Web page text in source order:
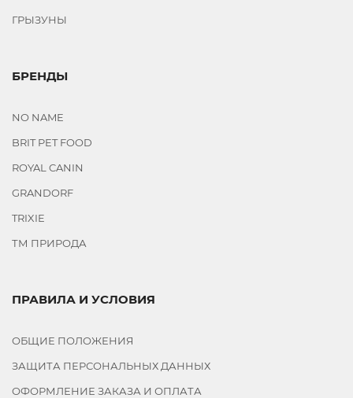
ГРЫЗУНЫ
БРЕНДЫ
NO NAME
BRIT PET FOOD
ROYAL CANIN
GRANDORF
TRIXIE
ТМ ПРИРОДА
ПРАВИЛА И УСЛОВИЯ
ОБЩИЕ ПОЛОЖЕНИЯ
ЗАЩИТА ПЕРСОНАЛЬНЫХ ДАННЫХ
ОФОРМЛЕНИЕ ЗАКАЗА И ОПЛАТА